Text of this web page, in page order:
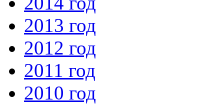
2013 год
2012 год
2011 год
2010 год